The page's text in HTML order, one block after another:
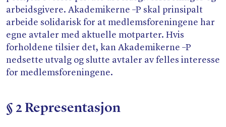
arbeidsgivere. Akademikerne –P skal prinsipalt
arbeide solidarisk for at medlemsforeningene har
egne avtaler med aktuelle motparter. Hvis
forholdene tilsier det, kan Akademikerne –P
nedsette utvalg og slutte avtaler av felles interesse
for medlemsforeningene.
§ 2 Representasjon